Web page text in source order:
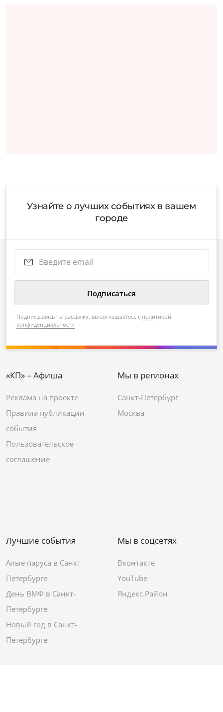
Узнайте о лучших событиях в вашем
городе
Подписываясь на рассылку, вы соглашаетесь с политикой
конфиденциальности
«КП» – Афиша
Реклама на проекте
Правила публикации
события
Пользовательское
соглашение
Мы в регионах
Санкт-Петербург
Москва
Лучшие события
Алые паруса в Санкт
Петербурге
День ВМФ в Санкт-
Петербурге
Новый год в Санкт-
Петербурге
Мы в соцсетях
Вконтакте
YouTube
Яндекс.Район